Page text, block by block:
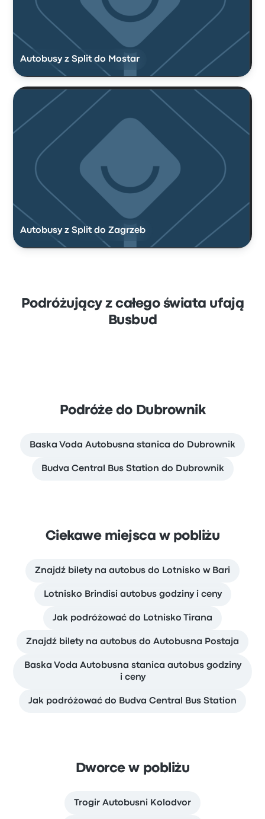
Autobusy z Split do Mostar
Autobusy z Split do Zagrzeb
Podróżujący z całego świata ufają
Busbud
Podróże do Dubrownik
Baska Voda Autobusna stanica do Dubrownik
Budva Central Bus Station do Dubrownik
Ciekawe miejsca w pobliżu
Znajdź bilety na autobus do Lotnisko w Bari
Lotnisko Brindisi autobus godziny i ceny
Jak podróżować do Lotnisko Tirana
Znajdź bilety na autobus do Autobusna Postaja
Baska Voda Autobusna stanica autobus godziny
i ceny
Jak podróżować do Budva Central Bus Station
Dworce w pobliżu
Trogir Autobusni Kolodvor